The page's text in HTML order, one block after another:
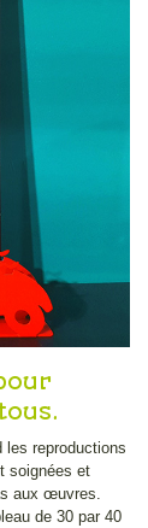
les reproductions
soignées et
aux œuvres.
de 30 par 40